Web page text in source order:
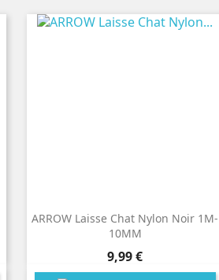
ARROW Laisse Chat Nylon Noir 1M-
10MM
Prix
9,99 €